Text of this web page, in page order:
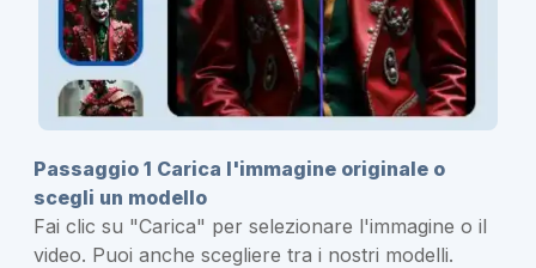
Passaggio 1 Carica l'immagine originale o
scegli un modello
Fai clic su "Carica" ​​per selezionare l'immagine o il
video. Puoi anche scegliere tra i nostri modelli.